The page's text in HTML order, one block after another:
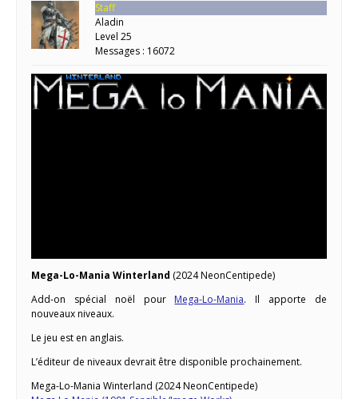
Staff
Aladin
Level 25
Messages : 16072
Mega-Lo-Mania Winterland (2024 NeonCentipede)
Add-on spécial noël pour Mega-Lo-Mania. Il apporte de
nouveaux niveaux.
Le jeu est en anglais.
L’éditeur de niveaux devrait être disponible prochainement.
Mega-Lo-Mania Winterland (2024 NeonCentipede)